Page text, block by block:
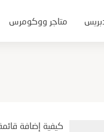
متاجر ووكومرس